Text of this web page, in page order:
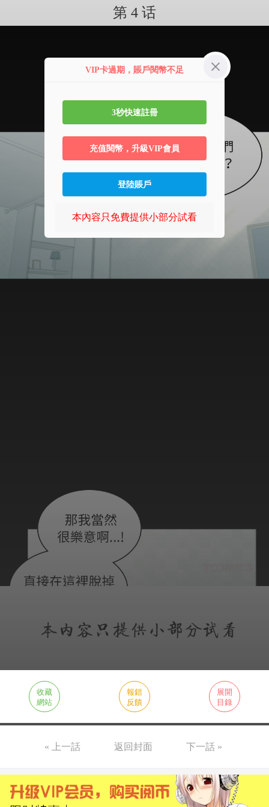
第 4 话
收藏
網站
報錯
反饋
展開
目錄
« 上一話 返回封面 下一話 »
VIP卡過期，賬戶閱幣不足
3秒快速註冊
充值閱幣，升級VIP會員
登陸賬戶
本內容只免費提供小部分試看